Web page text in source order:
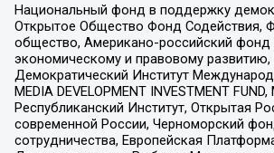
Национальный фонд в поддержку
Открытое Общество Фонд Содействия,
общество, Американо-российский фонд
экономическому и правовому
Демократический Институт
MEDIA DEVELOPMENT INVESTMENT
Республиканский Институт, Открытая
современной России, Черноморский
сотрудничества, Европейская